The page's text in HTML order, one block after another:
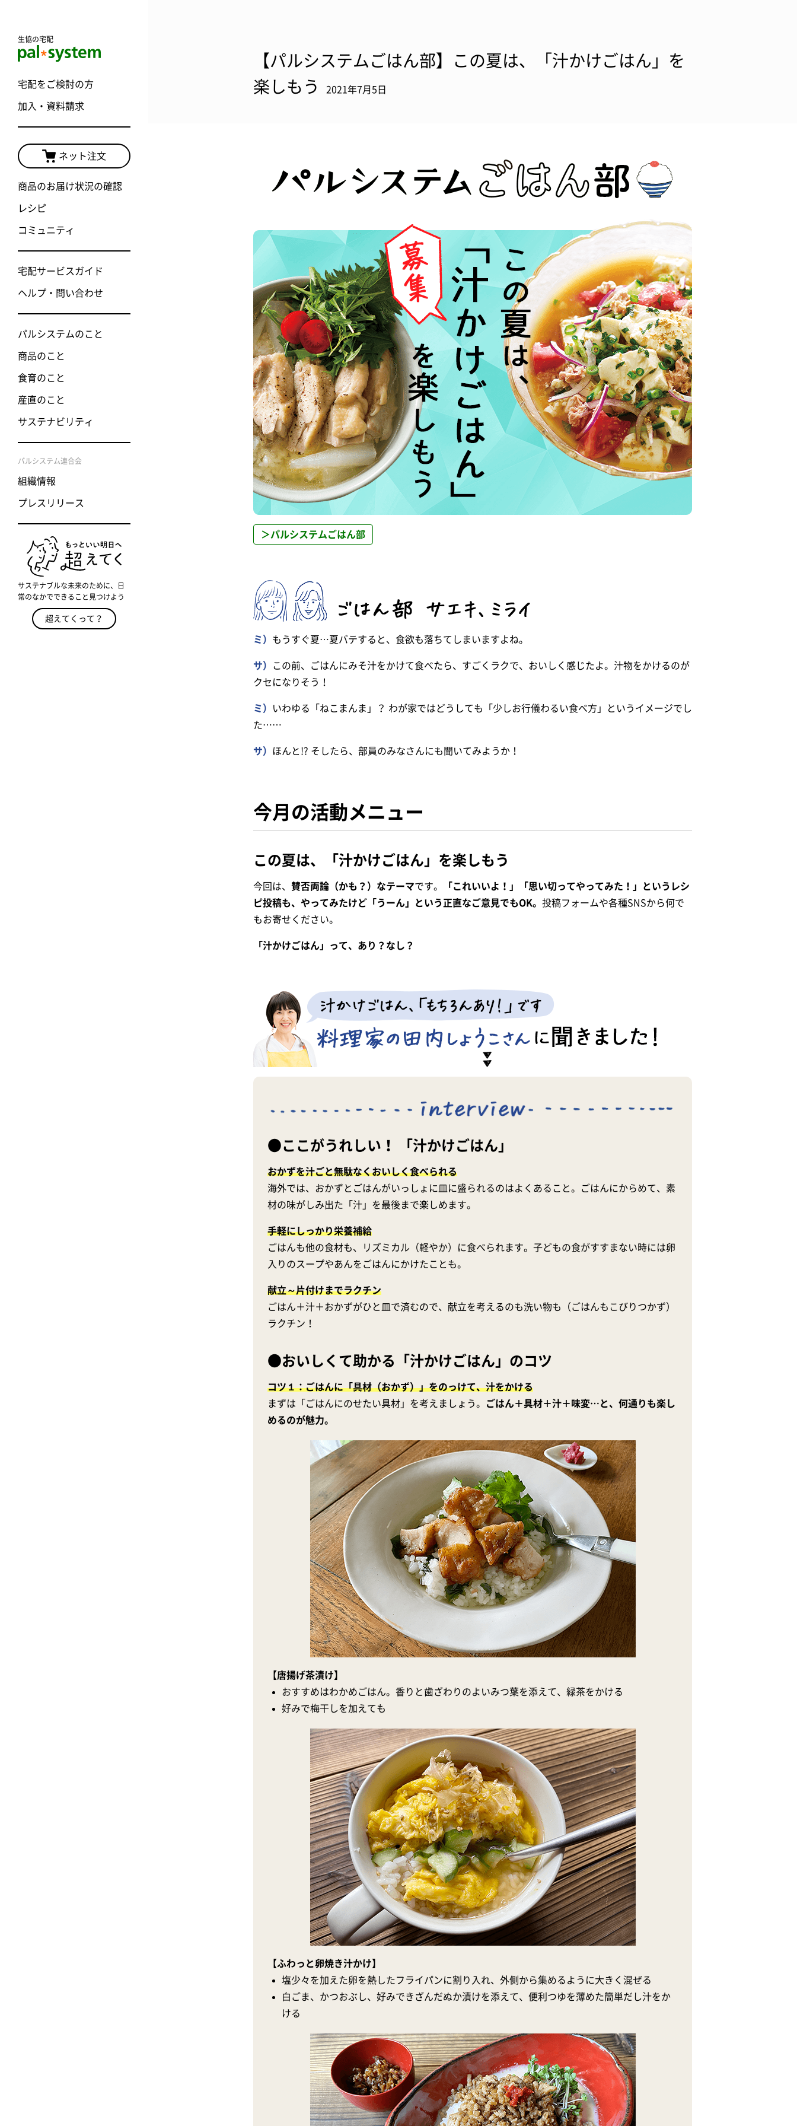
生協の宅配
宅配をご検討の方
加入・資料請求
ネット注文
商品のお届け状況の確認
レシピ
コミュニティ
宅配サービスガイド
ヘルプ・問い合わせ
パルシステムのこと
商品のこと
食育のこと
産直のこと
サステナビリティ
パルシステム連合会
組織情報
プレスリリース
サステナブルな未来のために、日
常のなかでできること見つけよう
超えてくって？
【パルシステムごはん部】この夏は、「汁かけごはん」を
楽しもう
2021年7月5日
＞パルシステムごはん部
ミ） もうすぐ夏…夏バテすると、食欲も落ちてしまいますよね。
サ）
この前、ごはんにみそ汁をかけて食べたら、すごくラクで、おいしく感じたよ。汁物をかけるのが
クセになりそう！
ミ）
いわゆる「ねこまんま」？ わが家ではどうしても「少しお行儀わるい食べ方」というイメージでし
た……
サ） ほんと!? そしたら、部員のみなさんにも聞いてみようか！
今月の活動メニュー
この夏は、「汁かけごはん」を楽しもう
今回は、 賛否両論（かも？）なテーマです。
「これいいよ！」「思い切ってやってみた！」というレシ
ピ投稿も、やってみたけど「うーん」という正直なご意見でもOK。 投稿フォームや各種SNSから何で
もお寄せください。
「汁かけごはん」って、あり？なし？
●ここがうれしい！ 「汁かけごはん」
おかずを汁ごと無駄なくおいしく食べられる
海外では、おかずとごはんがいっしょに皿に盛られるのはよくあること。ごはんにからめて、素
材の味がしみ出た「汁」を最後まで楽しめます。
手軽にしっかり栄養補給
ごはんも他の食材も、リズミカル（軽やか）に食べられます。子どもの食がすすまない時には卵
入りのスープやあんをごはんにかけたことも。
献立～片付けまでラクチン
ごはん＋汁＋おかずがひと皿で済むので、献立を考えるのも洗い物も（ごはんもこびりつかず）
ラクチン！
●おいしくて助かる「汁かけごはん」のコツ
コツ１：ごはんに「具材（おかず）」をのっけて、汁をかける
まずは「ごはんにのせたい具材」を考えましょう。
ごはん＋具材＋汁＋味変…と、何通りも楽し
めるのが魅力。
【唐揚げ茶漬け】
おすすめはわかめごはん。香りと歯ざわりのよいみつ葉を添えて、緑茶をかける
好みで梅干しを加えても
【ふわっと卵焼き汁かけ】
塩少々を加えた卵を熱したフライパンに割り入れ、外側から集めるように大きく混ぜる
白ごま、かつおぶし、好みできざんだぬか漬けを添えて、便利つゆを薄めた簡単だし汁をか
ける